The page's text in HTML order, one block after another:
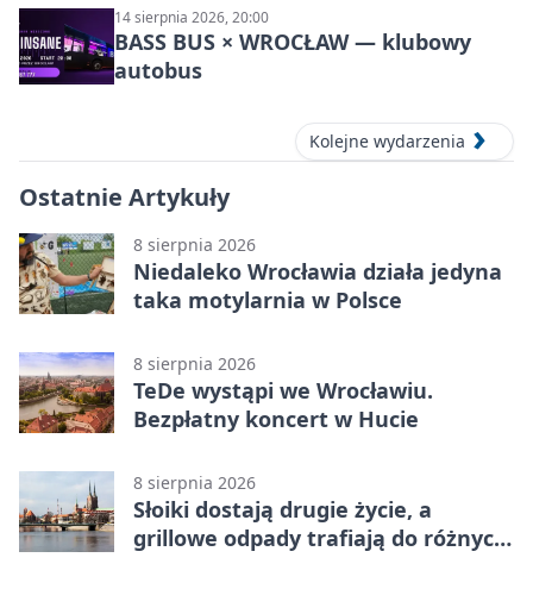
14 sierpnia 2026, 20:00
BASS BUS × WROCŁAW — klubowy
autobus
Kolejne wydarzenia
Ostatnie Artykuły
8 sierpnia 2026
Niedaleko Wrocławia działa jedyna
taka motylarnia w Polsce
8 sierpnia 2026
TeDe wystąpi we Wrocławiu.
Bezpłatny koncert w Hucie
8 sierpnia 2026
Słoiki dostają drugie życie, a
grillowe odpady trafiają do różnych